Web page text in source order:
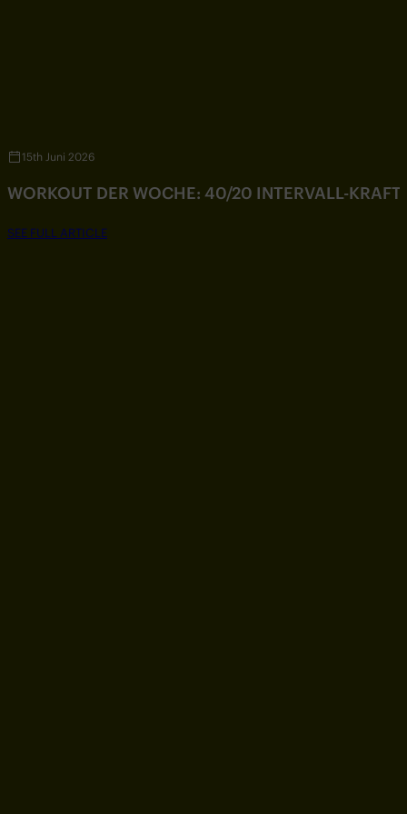
15th Juni 2026
WORKOUT DER WOCHE: 40/20 INTERVALL-
SEE FULL ARTICLE